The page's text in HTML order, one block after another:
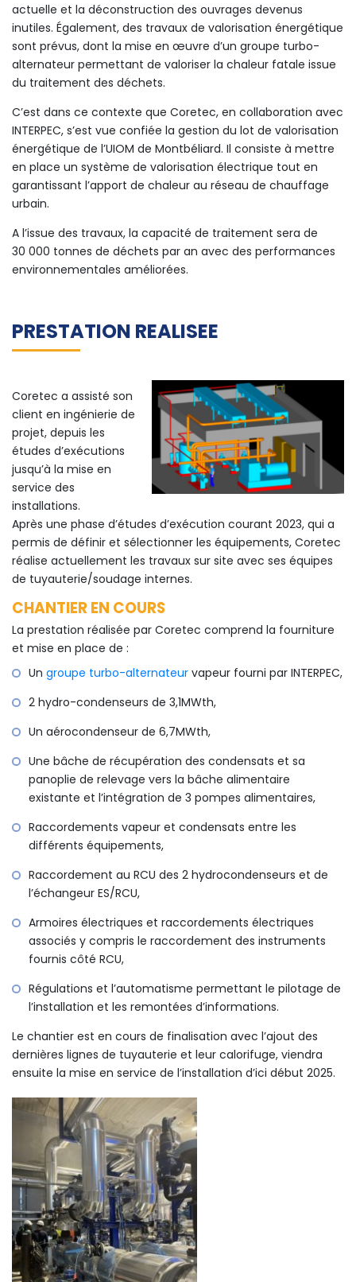
actuelle et la déconstruction des ouvrages devenus
inutiles. Également, des travaux de valorisation énergétique
sont prévus, dont la mise en œuvre d’un groupe turbo-
alternateur permettant de valoriser la chaleur fatale issue
du traitement des déchets.
C’est dans ce contexte que Coretec, en collaboration avec
INTERPEC, s’est vue confiée la gestion du lot de valorisation
énergétique de l’UIOM de Montbéliard. Il consiste à mettre
en place un système de valorisation électrique tout en
garantissant l’apport de chaleur au réseau de chauffage
urbain.
A l’issue des travaux, la capacité de traitement sera de
30 000 tonnes de déchets par an avec des performances
environnementales améliorées.
PRESTATION REALISEE
Coretec a assisté son
client en ingénierie de
projet, depuis les
études d’exécutions
jusqu’à la mise en
service des
installations.
Après une phase d’études d’exécution courant 2023, qui a
permis de définir et sélectionner les équipements, Coretec
réalise actuellement les travaux sur site avec ses équipes
de tuyauterie/soudage internes.
CHANTIER EN COURS
La prestation réalisée par Coretec comprend la fourniture
et mise en place de :
Un groupe turbo-alternateur vapeur fourni par INTERPEC,
2 hydro-condenseurs de 3,1MWth,
Un aérocondenseur de 6,7MWth,
Une bâche de récupération des condensats et sa
panoplie de relevage vers la bâche alimentaire
existante et l’intégration de 3 pompes alimentaires,
Raccordements vapeur et condensats entre les
différents équipements,
Raccordement au RCU des 2 hydrocondenseurs et de
l’échangeur ES/RCU,
Armoires électriques et raccordements électriques
associés y compris le raccordement des instruments
fournis côté RCU,
Régulations et l’automatisme permettant le pilotage de
l’installation et les remontées d’informations.
Le chantier est en cours de finalisation avec l’ajout des
dernières lignes de tuyauterie et leur calorifuge, viendra
ensuite la mise en service de l’installation d’ici début 2025.